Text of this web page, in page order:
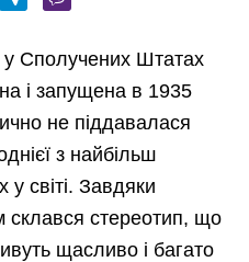
у Сполучених Штатах
і запущена в 1935
не піддавалася
з найбільш
у світі. Завдяки
склався стереотип, що
щасливо і багато